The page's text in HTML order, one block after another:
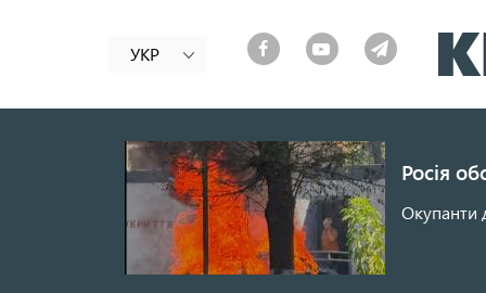
УКР
Росія
Окупанти